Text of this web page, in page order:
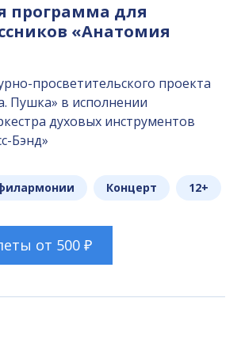
программа для
«Анатомия
просветительского проекта
Пушка» в исполнении
духовых инструментов
Бэнд»
Концерт 12+
от 500 ₽